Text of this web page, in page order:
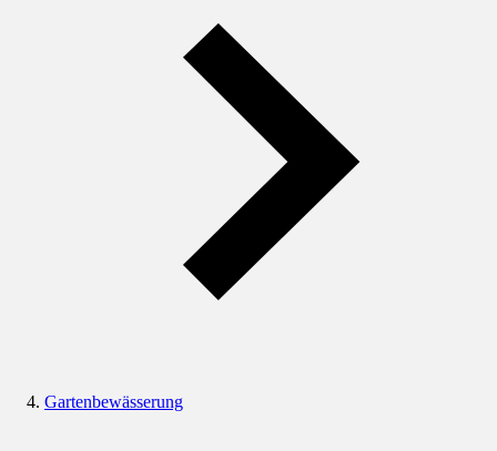
Gartenbewässerung